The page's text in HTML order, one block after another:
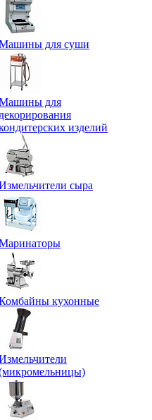
для суши
для
декорирования
изделий
сыра
кухонные